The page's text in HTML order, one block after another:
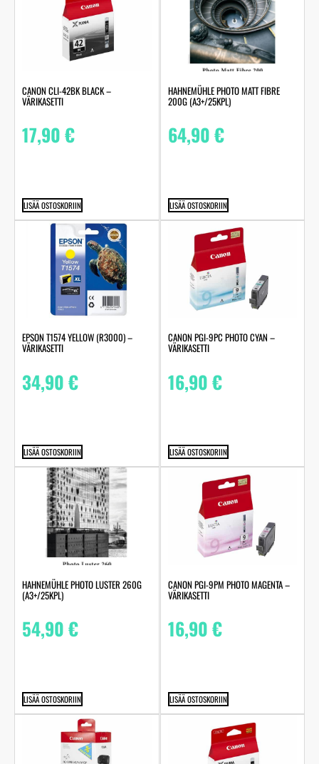
CANON CLI-42BK BLACK –
VÄRIKASETTI
17,90€
LISÄÄ OSTOSKORIIN
HAHNEMÜHLE PHOTO MATT FIBRE
200G (A3+/25KPL)
64,90€
LISÄÄ OSTOSKORIIN
EPSON T1574 YELLOW (R3000) –
VÄRIKASETTI
34,90€
LISÄÄ OSTOSKORIIN
CANON PGI-9PC PHOTO CYAN –
VÄRIKASETTI
16,90€
LISÄÄ OSTOSKORIIN
HAHNEMÜHLE PHOTO LUSTER 260G
(A3+/25KPL)
54,90€
LISÄÄ OSTOSKORIIN
CANON PGI-9PM PHOTO MAGENTA –
VÄRIKASETTI
16,90€
LISÄÄ OSTOSKORIIN